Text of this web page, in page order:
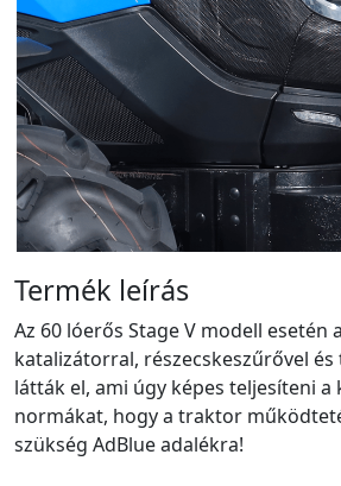
Termék leírás
Az 60 lóerős Stage V modell esetén
katalizátorral, részecskeszűrővel
látták el, ami úgy képes teljesíteni a
normákat, hogy a traktor
szükség AdBlue adalékra!